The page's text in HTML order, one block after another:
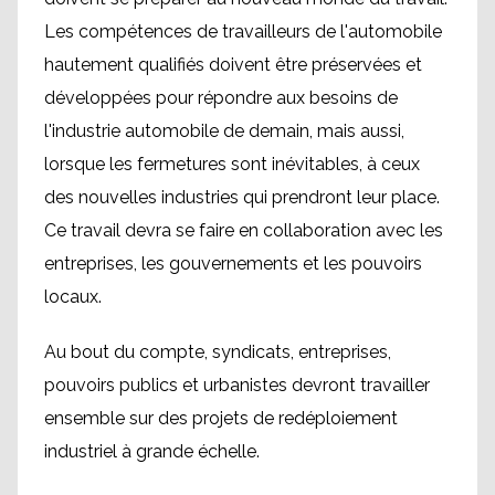
Les compétences de travailleurs de l'automobile
hautement qualifiés doivent être préservées et
développées pour répondre aux besoins de
l'industrie automobile de demain, mais aussi,
lorsque les fermetures sont inévitables, à ceux
des nouvelles industries qui prendront leur place.
Ce travail devra se faire en collaboration avec les
entreprises, les gouvernements et les pouvoirs
locaux.
Au bout du compte, syndicats, entreprises,
pouvoirs publics et urbanistes devront travailler
ensemble sur des projets de redéploiement
industriel à grande échelle.